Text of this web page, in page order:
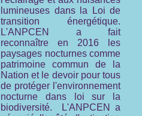
lumineuses dans la Loi de
transition énergétique.
L'ANPCEN a fait
reconnaître en 2016 les
paysages nocturnes comme
patrimoine commun de la
Nation et le devoir pour tous
de protéger l'environnement
nocturne dans loi sur la
biodiversité.
L'ANPCEN a